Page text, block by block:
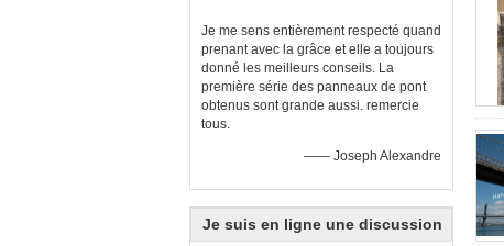
Je me sens entièrement respecté quand
prenant avec la grâce et elle a toujours
donné les meilleurs conseils. La
première série des panneaux de pont
obtenus sont grande aussi. remercie
tous.
—— Joseph Alexandre
Je suis en ligne une discussion